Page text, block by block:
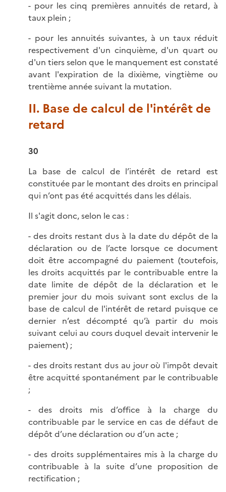
- pour les cinq premières annuités de retard, à
taux plein ;
- pour les annuités suivantes, à un taux réduit
respectivement d'un cinquième, d'un quart ou
d'un tiers selon que le manquement est constaté
avant l'expiration de la dixième, vingtième ou
trentième année suivant la mutation.
II. Base de calcul de l'intérêt de
retard
30
La base de calcul de l’intérêt de retard est
constituée par le montant des droits en principal
qui n’ont pas été acquittés dans les délais.
Il s'agit donc, selon le cas :
- des droits restant dus à la date du dépôt de la
déclaration ou de l’acte lorsque ce document
doit être accompagné du paiement (toutefois,
les droits acquittés par le contribuable entre la
date limite de dépôt de la déclaration et le
premier jour du mois suivant sont exclus de la
base de calcul de l'intérêt de retard puisque ce
dernier n’est décompté qu’à partir du mois
suivant celui au cours duquel devait intervenir le
paiement) ;
- des droits restant dus au jour où l'impôt devait
être acquitté spontanément par le contribuable
;
- des droits mis d’office à la charge du
contribuable par le service en cas de défaut de
dépôt d’une déclaration ou d’un acte ;
- des droits supplémentaires mis à la charge du
contribuable à la suite d’une proposition de
rectification ;